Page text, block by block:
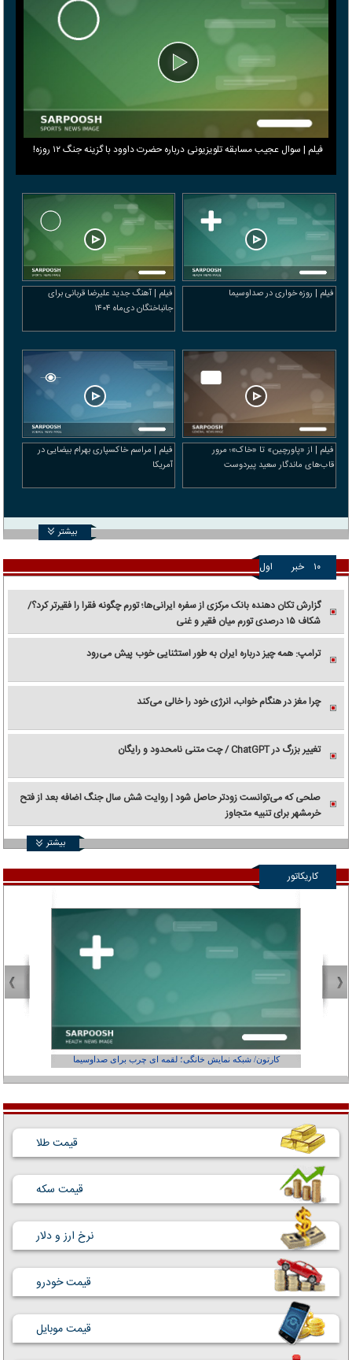
فیلم | سوال عجیب مسابقه تلویزیونی درباره حضرت داوود با گزینه جنگ ۱۲ روزه!
فیلم | روزه خواری در صداوسیما
فیلم | آهنگ جدید علیرضا قربانی برای
جانباختگان دی‌ماه ۱۴۰۴
فیلم | از «پاورچین» تا «خاک»؛ مرور
قاب‌های ماندگار سعید پیردوست
فیلم | مراسم خاکسپاری بهرام بیضایی در
آمریکا
بیشتر
۱۰ خبر اول
گزارش تکان‌ دهنده بانک مرکزی از سفره ایرانی‌ها؛ تورم چگونه فقرا را فقیرتر کرد؟/
شکاف ۱۵ درصدی تورم میان فقیر و غنی
ترامپ: همه چیز درباره ایران به طور استثنایی خوب پیش می‌رود
چرا مغز در هنگام خواب، انرژی خود را خالی می‌کند
تغییر بزرگ در ChatGPT / چت متنی نامحدود و رایگان
صلحی که می‌توانست زودتر حاصل شود | روایت شش سال جنگ اضافه بعد از فتح
خرمشهر برای تنبیه متجاوز
بیشتر
کاریکاتور
کارتون/ شبکه نمایش خانگی؛ لقمه ای چرب برای صداوسیما
قیمت طلا
قیمت سکه
نرخ ارز و دلار
قیمت خودرو
قیمت موبایل